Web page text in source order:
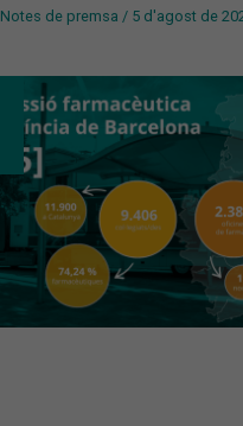
Notes de premsa / 5 d'agost de